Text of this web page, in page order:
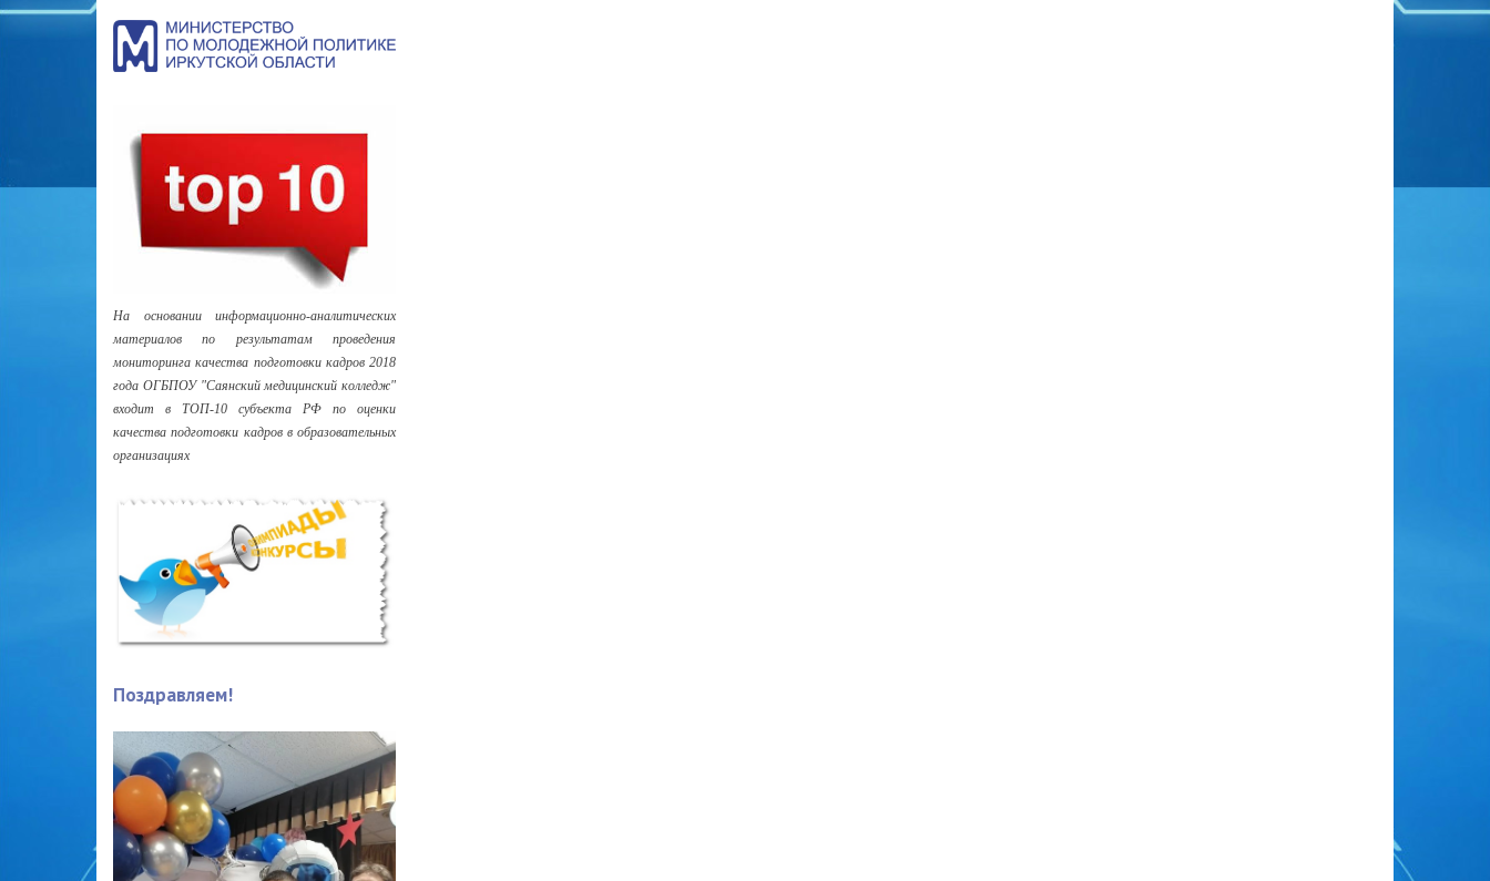
На основании информационно-аналитических
материалов по результатам проведения
мониторинга качества подготовки кадров 2018
года ОГБПОУ "Саянский медицинский колледж"
входит в ТОП-10 субъекта РФ по оценки
качества подготовки кадров в образовательных
организациях
Поздравляем!